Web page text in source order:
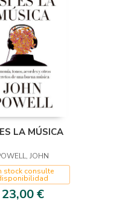
LA MÚSICA
JOHN
stock consulte
23,00 €